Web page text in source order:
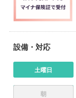
設備・対応
土曜日
朝